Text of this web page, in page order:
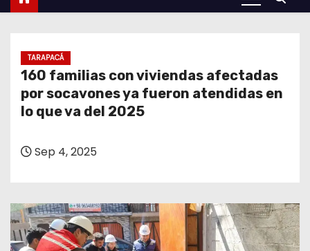
TARAPACÁ
160 familias con viviendas afectadas
por socavones ya fueron atendidas en
lo que va del 2025
Sep 4, 2025